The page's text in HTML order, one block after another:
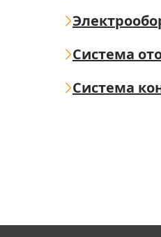
Система
Система